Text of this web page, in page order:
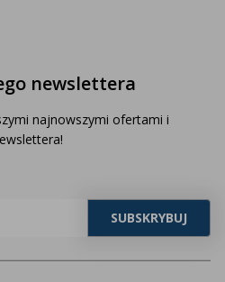
newslettera
najnowszymi ofertami i